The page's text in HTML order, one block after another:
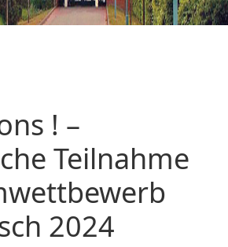
! –
Teilnahme
2024